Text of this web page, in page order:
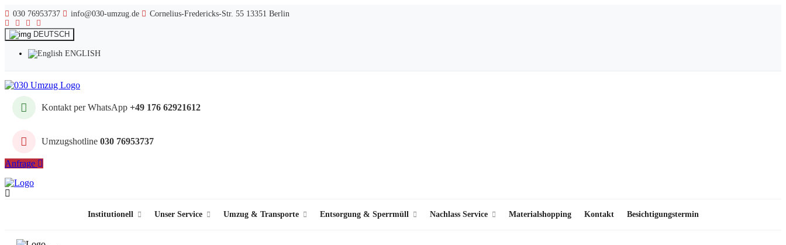
030 76953737 info@030-umzug.de Cornelius-Fredericks-Str. 55 13351 Berlin
DEUTSCH
ENGLISH
Kontakt per WhatsApp +49 176 62921612
Umzugshotline 030 76953737
Anfrage
Institutionell Unser Service Umzug & Transporte Entsorgung & Sperrmüll Nachlass Service Materialshopping Kontakt Besichtigungstermin